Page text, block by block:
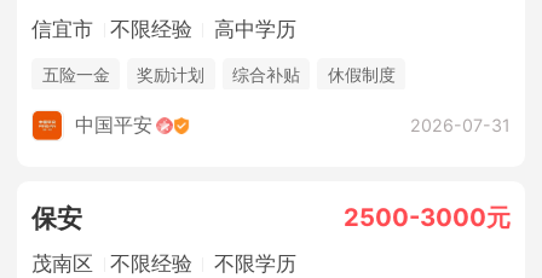
信宜市 不限经验 高中学历
五险一金 奖励计划 综合补贴
休假制度
法定节假日
中国平安 2026-07-31
保安 2500-3000元
茂南区 不限经验 不限学历